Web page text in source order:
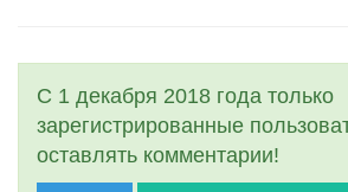
С 1 декабря 2018 года только
зарегистрированные
оставлять комментарии!